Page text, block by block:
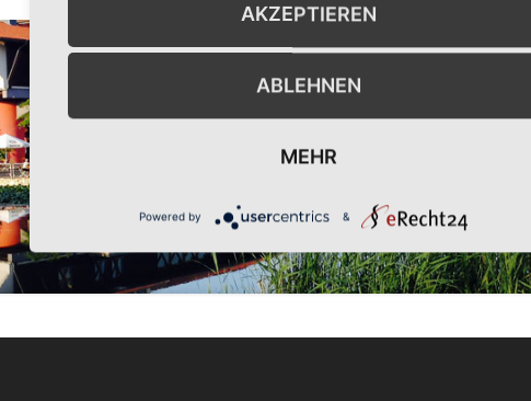
AKZEPTIEREN
ABLEHNEN
MEHR
Powered by &